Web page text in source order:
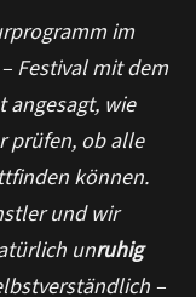
im
Festival mit dem
angesagt, wie
prüfen, ob alle
können.
und wir
unruhig
–